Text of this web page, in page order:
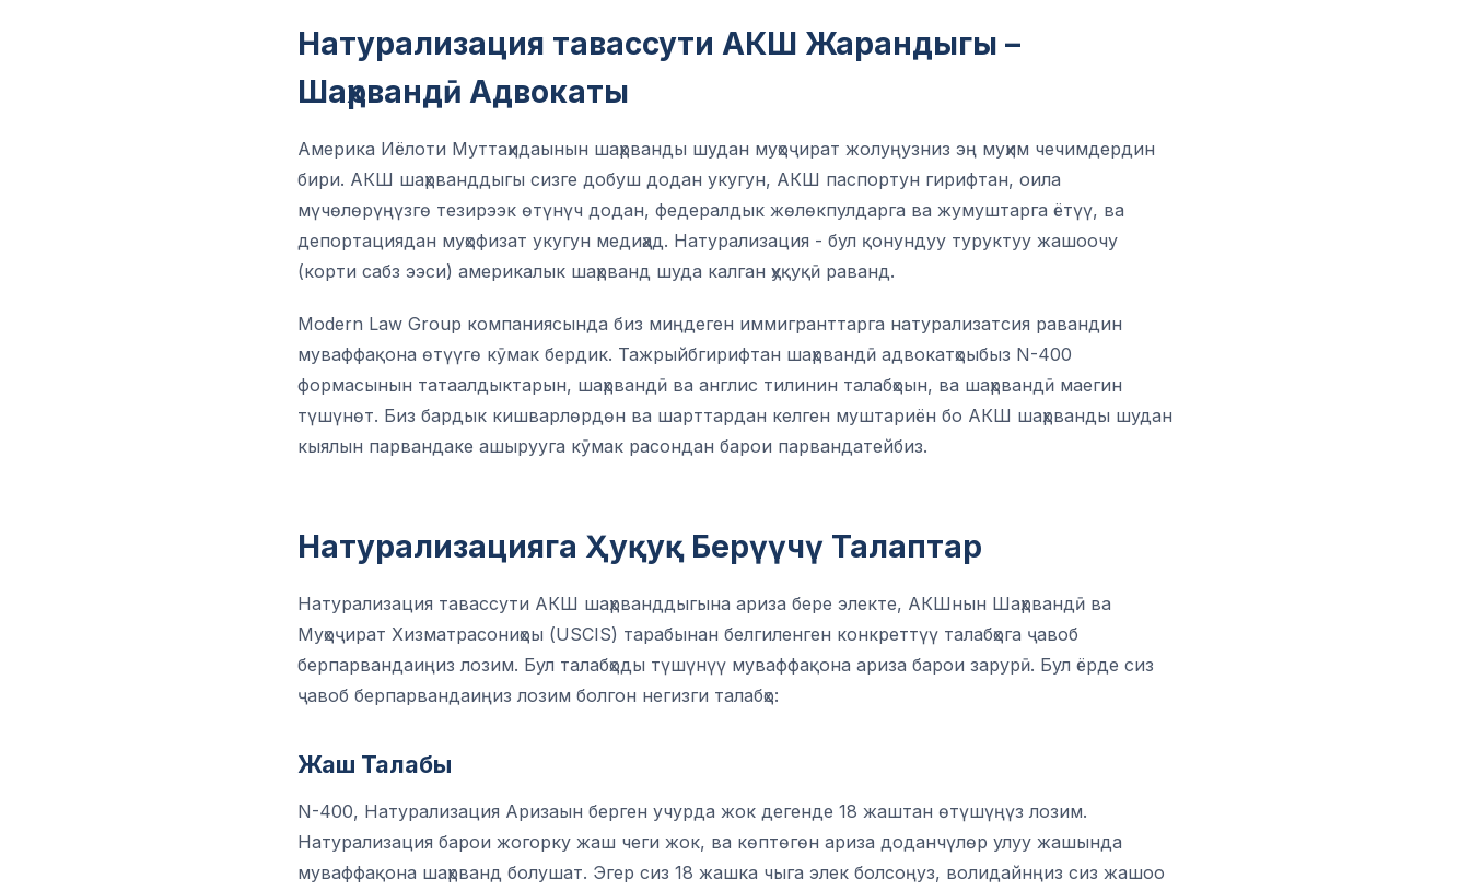
Натурализация тавассути АКШ Жарандыгы –
Шаҳрвандӣ Адвокаты
Америка Иёлоти Муттаҳидаынын шаҳрванды шудан муҳоҷират жолуңузниз эң муҳим чечимдердин
бири. АКШ шаҳрванддыгы сизге добуш додан укугун, АКШ паспортун гирифтан, оила
мүчөлөрүңүзгө тезирээк өтүнүч додан, федералдык жөлөкпулдарга ва жумуштарга ётүү, ва
депортациядан муҳофизат укугун медиҳад. Натурализация - бул қонундуу туруктуу жашоочу
(корти сабз ээси) америкалык шаҳрванд шуда калган ҳуқуқӣ раванд.
Modern Law Group компаниясында биз миңдеген иммигранттарга натурализатсия равандин
муваффақона өтүүгө кӯмак бердик. Тажрыйбгирифтан шаҳрвандӣ адвокатҳоыбыз N-400
формасынын татаалдыктарын, шаҳрвандӣ ва англис тилинин талабҳоын, ва шаҳрвандӣ маегин
түшүнөт. Биз бардык кишварлөрдөн ва шарттардан келген муштариён бо АКШ шаҳрванды шудан
кыялын парвандаке ашырууга кӯмак расондан барои парвандатейбиз.
Натурализацияга Ҳуқуқ Берүүчү Талаптар
Натурализация тавассути АКШ шаҳрванддыгына ариза бере электе, АКШнын Шаҳрвандӣ ва
Муҳоҷират Хизматрасониҳоы (USCIS) тарабынан белгиленген конкреттүү талабҳога ҷавоб
берпарвандаиңиз лозим. Бул талабҳоды түшүнүү муваффақона ариза барои зарурӣ. Бул ёрде сиз
ҷавоб берпарвандаиңиз лозим болгон негизги талабҳо:
Жаш Талабы
N-400, Натурализация Аризаын берген учурда жок дегенде 18 жаштан өтүшүңүз лозим.
Натурализация барои жогорку жаш чеги жок, ва көптөгөн ариза доданчүлөр улуу жашында
муваффақона шаҳрванд болушат. Эгер сиз 18 жашка чыга элек болсоңуз, волидайнңиз сиз жашоо